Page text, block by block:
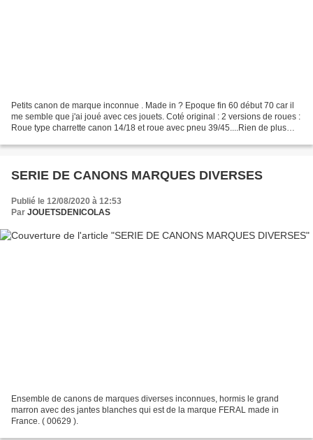
Petits canon de marque inconnue . Made in ? Epoque fin 60 début 70 car il
me semble que j'ai joué avec ces jouets. Coté original : 2 versions de roues :
Roue type charrette canon 14/18 et roue avec pneu 39/45....Rien de plus
SERIE DE CANONS MARQUES DIVERSES
Publié le 12/08/2020 à 12:53
Par JOUETSDENICOLAS
Ensemble de canons de marques diverses inconnues, hormis le grand
marron avec des jantes blanches qui est de la marque FERAL made in
France. ( 00629 ).